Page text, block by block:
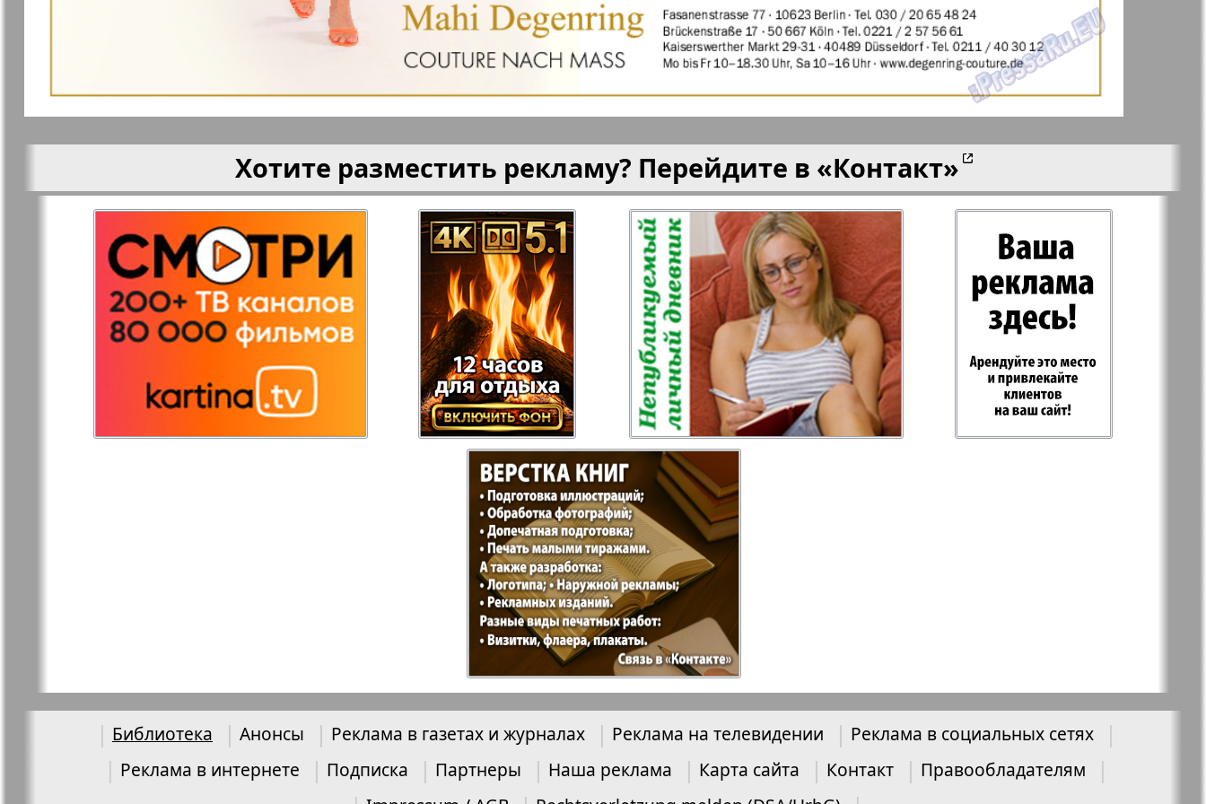
Кругозор плюс! Kulinar TV Kurorte aktuell LDK по-русски
Le Voyageur Life in Франкфурт М-City Маяк Португалии Мила
Мир отдыха и
здоровья
МК Испания Мост-Израиль Мюнхен-сити
My City Frankfurt
am Main
Наш Иерусалим Наш мир
Наша Газета
Италия
Наша Газета
Ирландия
Наша марка
Наше Турбюро Нескучная газета Новая Wолна Норд Объектив EU
Остров там и тут
Ost-West
Panorama
Отдыхай-Купи-
продай
Партнер-север Парус
Пражский
телеграф
Пражский
экспресс
Районка-Nord-Ost-
Bremen
Германия
Рейнская газета Рецепты здоровья
Рубеж Русская Газета Русская Мысль
Русская
Швейцария
Русское слово
Хотите разместить рекламу? Перейдите в «Контакт»
Библиотека Анонсы Реклама в газетах и журналах Реклама на телевидении
Реклама в социальных сетях
Реклама в интернете
Подписка Партнеры Наша реклама Карта сайта Контакт
Правообладателям